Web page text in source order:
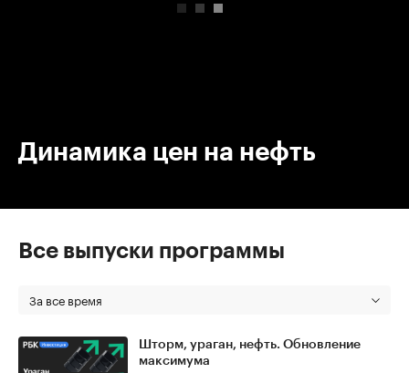
Динамика цен на нефть
Все выпуски программы
За все время
Шторм, ураган, нефть. Обновление
максимума